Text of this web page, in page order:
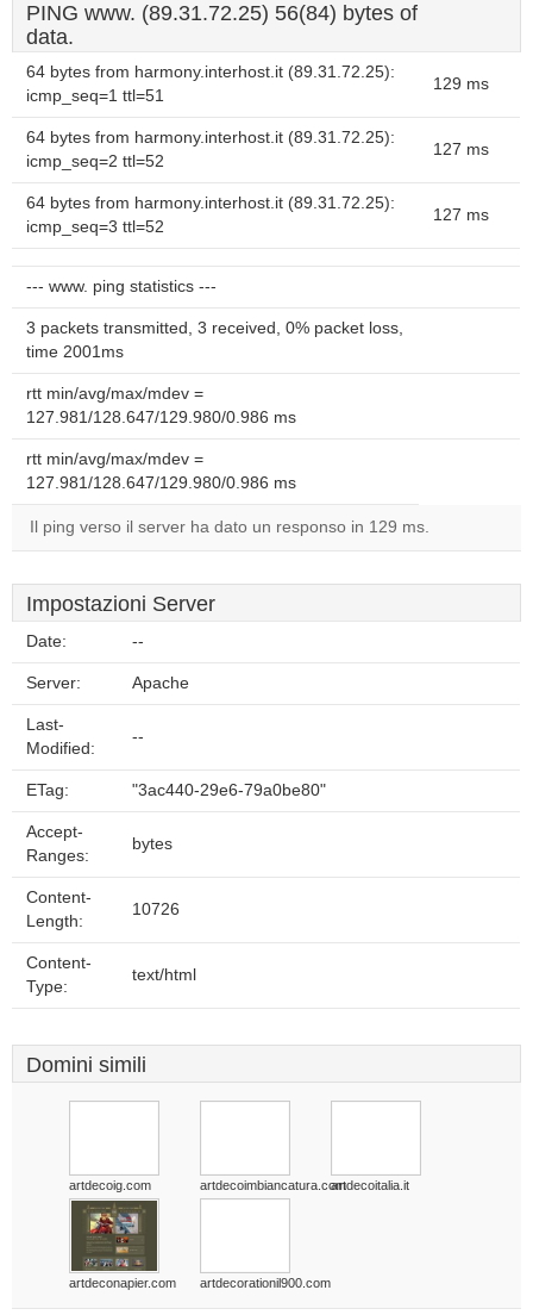
PING www. (89.31.72.25) 56(84) bytes of
data.
64 bytes from harmony.interhost.it (89.31.72.25):
icmp_seq=1 ttl=51
129 ms
64 bytes from harmony.interhost.it (89.31.72.25):
icmp_seq=2 ttl=52
127 ms
64 bytes from harmony.interhost.it (89.31.72.25):
icmp_seq=3 ttl=52
127 ms
--- www. ping statistics ---
3 packets transmitted, 3 received, 0% packet loss,
time 2001ms
rtt min/avg/max/mdev =
127.981/128.647/129.980/0.986 ms
rtt min/avg/max/mdev =
127.981/128.647/129.980/0.986 ms
Il ping verso il server ha dato un responso in 129 ms.
Impostazioni Server
Date: --
Server: Apache
Last-
Modified:
--
ETag: "3ac440-29e6-79a0be80"
Accept-
Ranges:
bytes
Content-
Length:
10726
Content-
Type:
text/html
Domini simili
artdecoig.com artdecoimbiancatura.comartdecoitalia.it
artdeconapier.com artdecorationil900.com